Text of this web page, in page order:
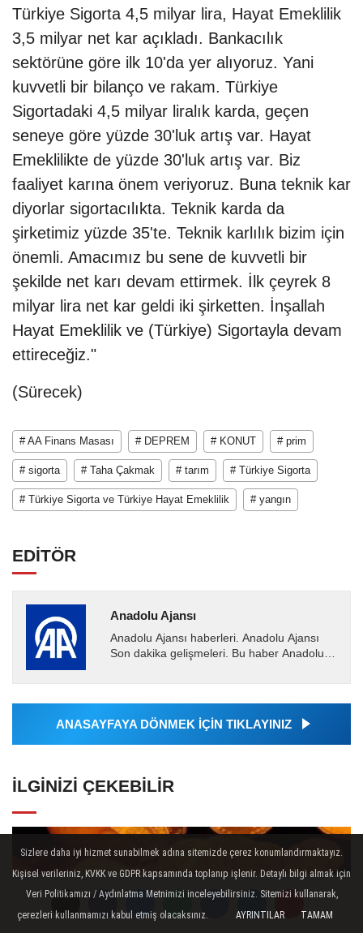
Türkiye Sigorta 4,5 milyar lira, Hayat Emeklilik
3,5 milyar net kar açıkladı. Bankacılık
sektörüne göre ilk 10'da yer alıyoruz. Yani
kuvvetli bir bilanço ve rakam. Türkiye
Sigortadaki 4,5 milyar liralık karda, geçen
seneye göre yüzde 30'luk artış var. Hayat
Emeklilikte de yüzde 30'luk artış var. Biz
faaliyet karına önem veriyoruz. Buna teknik kar
diyorlar sigortacılıkta. Teknik karda da
şirketimiz yüzde 35'te. Teknik karlılık bizim için
önemli. Amacımız bu sene de kuvvetli bir
şekilde net karı devam ettirmek. İlk çeyrek 8
milyar lira net kar geldi iki şirketten. İnşallah
Hayat Emeklilik ve (Türkiye) Sigortayla devam
ettireceğiz."
(Sürecek)
# AA Finans Masası # DEPREM # KONUT # prim
# sigorta # Taha Çakmak # tarım # Türkiye Sigorta
# Türkiye Sigorta ve Türkiye Hayat Emeklilik # yangın
EDİTÖR
Anadolu Ajansı
Anadolu Ajansı haberleri. Anadolu Ajansı
Son dakika gelişmeleri. Bu haber Anadolu
Ajansı tarafından...
ANASAYFAYA DÖNMEK İÇİN TIKLAYINIZ
İLGINIZI ÇEKEBILIR
Sizlere daha iyi hizmet sunabilmek adına sitemizde çerez konumlandırmaktayız.
Kişisel verileriniz, KVKK ve GDPR kapsamında toplanıp işlenir. Detaylı bilgi almak için
Veri Politikamızı / Aydınlatma Metnimizi inceleyebilirsiniz. Sitemizi kullanarak,
çerezleri kullanmamızı kabul etmiş olacaksınız.
AYRINTILAR TAMAM